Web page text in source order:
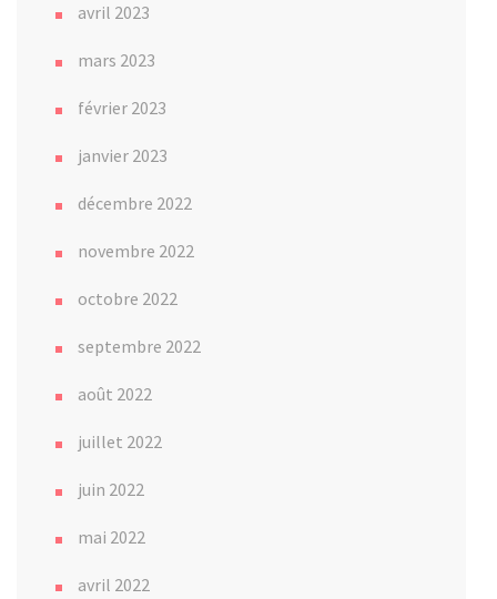
avril 2023
mars 2023
février 2023
janvier 2023
décembre 2022
novembre 2022
octobre 2022
septembre 2022
août 2022
juillet 2022
juin 2022
mai 2022
avril 2022